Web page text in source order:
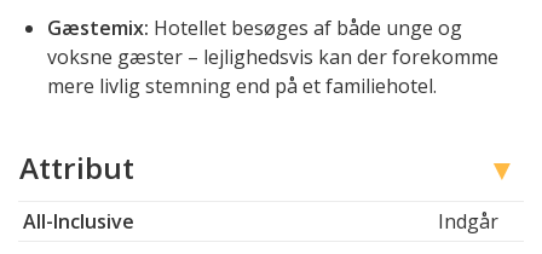
Gæstemix: Hotellet besøges af både unge og
voksne gæster – lejlighedsvis kan der forekomme
mere livlig stemning end på et familiehotel.
Attribut
All-Inclusive
Indgår